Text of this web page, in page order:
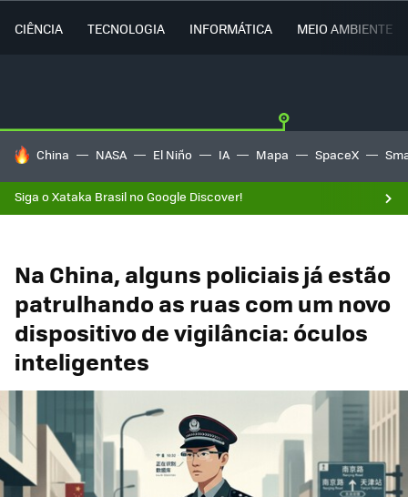
CIÊNCIA TECNOLOGIA INFORMÁTICA MEIO AMBIENTE
TENDÊNCIAS DO DIA
China NASA El Niño IA Mapa SpaceX
Siga o Xataka Brasil no Google Discover!
Na China, alguns policiais já estão
patrulhando as ruas com um novo
dispositivo de vigilância: óculos
inteligentes